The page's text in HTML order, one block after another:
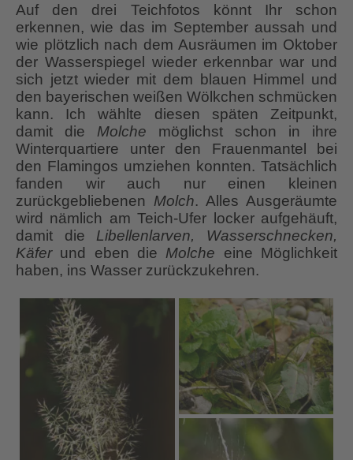
Auf den drei Teichfotos könnt Ihr schon
erkennen, wie das im September aussah und
wie plötzlich nach dem Ausräumen im Oktober
der Wasserspiegel wieder erkennbar war und
sich jetzt wieder mit dem blauen Himmel und
den bayerischen weißen Wölkchen schmücken
kann. Ich wählte diesen späten Zeitpunkt,
damit die Molche möglichst schon in ihre
Winterquartiere unter den Frauenmantel bei
den Flamingos umziehen konnten. Tatsächlich
fanden wir auch nur einen kleinen
zurückgebliebenen Molch. Alles Ausgeräumte
wird nämlich am Teich-Ufer locker aufgehäuft,
damit die Libellenlarven, Wasserschnecken,
Käferund eben die Molche eine Möglichkeit
haben, ins Wasser zurückzukehren.